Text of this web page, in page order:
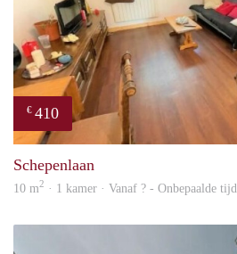
€ 410
Schepenlaan
10 m2 · 1 kamer · Vanaf ? - Onbepaalde tijd